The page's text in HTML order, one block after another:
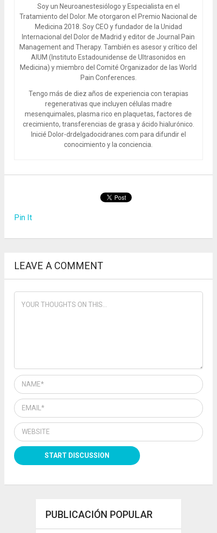
Soy un Neuroanestesiólogo y Especialista en el
Tratamiento del Dolor. Me otorgaron el Premio Nacional de
Medicina 2018. Soy CEO y fundador de la Unidad
Internacional del Dolor de Madrid y editor de Journal Pain
Management and Therapy. También es asesor y crítico del
AIUM (Instituto Estadounidense de Ultrasonidos en
Medicina) y miembro del Comité Organizador de las World
Pain Conferences.
Tengo más de diez años de experiencia con terapias
regenerativas que incluyen células madre
mesenquimales, plasma rico en plaquetas, factores de
crecimiento, transferencias de grasa y ácido hialurónico.
Inicié Dolor-drdelgadocidranes.com para difundir el
conocimiento y la conciencia.
Pin It
LEAVE A COMMENT
PUBLICACIÓN POPULAR